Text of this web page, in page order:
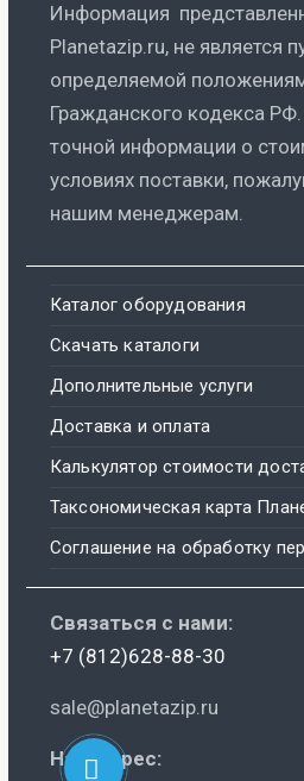
Информация
Planetazip.ru, не является
определяемой
Гражданского кодекса
точной информации о
условиях поставки,
нашим менеджерам.
Каталог оборудования
Скачать каталоги
Дополнительные услуги
Доставка и оплата
Калькулятор стоимости
Таксономическая карта
Соглашение на обработку
Связаться с нами:
+7 (812)628-88-30
sale@planetazip.ru
Наш адрес: